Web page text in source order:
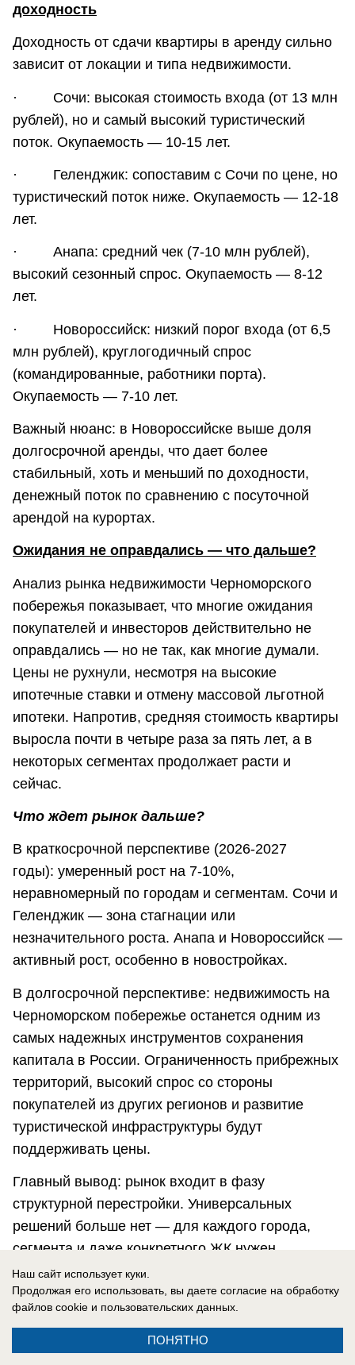
доходность
Доходность от сдачи квартиры в аренду сильно
зависит от локации и типа недвижимости.
· Сочи: высокая стоимость входа (от 13 млн
рублей), но и самый высокий туристический
поток. Окупаемость — 10-15 лет.
· Геленджик: сопоставим с Сочи по цене, но
туристический поток ниже. Окупаемость — 12-18
лет.
· Анапа: средний чек (7-10 млн рублей),
высокий сезонный спрос. Окупаемость — 8-12
лет.
· Новороссийск: низкий порог входа (от 6,5
млн рублей), круглогодичный спрос
(командированные, работники порта).
Окупаемость — 7-10 лет.
Важный нюанс: в Новороссийске выше доля
долгосрочной аренды, что дает более
стабильный, хоть и меньший по доходности,
денежный поток по сравнению с посуточной
арендой на курортах.
Ожидания не оправдались — что дальше?
Анализ рынка недвижимости Черноморского
побережья показывает, что многие ожидания
покупателей и инвесторов действительно не
оправдались — но не так, как многие думали.
Цены не рухнули, несмотря на высокие
ипотечные ставки и отмену массовой льготной
ипотеки. Напротив, средняя стоимость квартиры
выросла почти в четыре раза за пять лет, а в
некоторых сегментах продолжает расти и
сейчас.
Что ждет рынок дальше?
В краткосрочной перспективе (2026-2027
годы): умеренный рост на 7-10%,
неравномерный по городам и сегментам. Сочи и
Геленджик — зона стагнации или
незначительного роста. Анапа и Новороссийск —
активный рост, особенно в новостройках.
В долгосрочной перспективе: недвижимость на
Черноморском побережье останется одним из
самых надежных инструментов сохранения
капитала в России. Ограниченность прибрежных
территорий, высокий спрос со стороны
покупателей из других регионов и развитие
туристической инфраструктуры будут
поддерживать цены.
Главный вывод: рынок входит в фазу
структурной перестройки. Универсальных
решений больше нет — для каждого города,
сегмента и даже конкретного ЖК нужен
индивидуальный анализ. Инвесторы становятся
избирательнее, а покупатели — требовательнее
к качеству. И именно в этой избирательности —
ключ к успешным сделкам в 2026 году.
Наш сайт использует куки.
Продолжая его использовать, вы даете согласие на обработку
файлов cookie и пользовательских данных.
ПОНЯТНО